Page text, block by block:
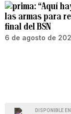
“Aquí
las armas para
final del BSN
6 de agosto de
DISPONIBLE EN